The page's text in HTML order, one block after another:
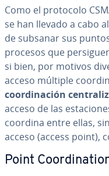
Como el protocolo
se han llevado a cabo
de subsanar sus
procesos que
si bien, por motivos
acceso múltiple
coor­di­na­ción
acceso de las
coordina entre ellas,
acceso (access point),
Point